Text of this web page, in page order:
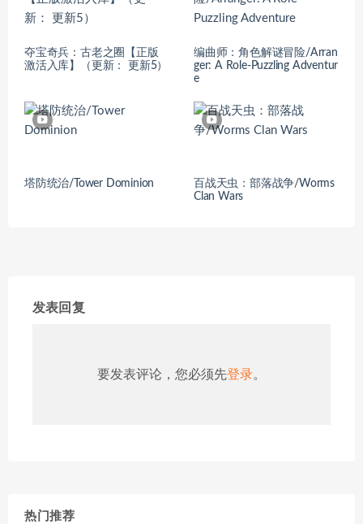
夺宝奇兵：古老之圈【正版
激活入库】（更新： 更新5）
编曲师：角色解谜冒险/Arran
ger: A Role-Puzzling Adventur
e
塔防统治/Tower Dominion
百战天虫：部落战争/Worms
Clan Wars
发表回复
要发表评论，您必须先登录。
热门推荐